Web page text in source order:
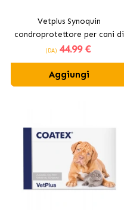
Vetplus Synoquin
condroprotettore per cani di
piccola taglia in compresse
(DA) 44.99 €
Aggiungi